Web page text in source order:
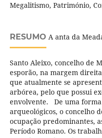
Megalitismo, Património,
RESUMO A anta da
Santo Aleixo, concelho de
esporão, na margem
que atualmente se
arbórea, pelo que possui
envolvente. De uma
arqueológicos, o concelho
ocupação predominantes,
Período Romano. Os